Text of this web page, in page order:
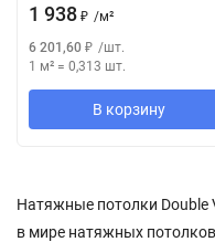
1 938 ₽ /м²
6 201,60 ₽ /шт.
1 м² = 0,313 шт.
В корзину
Натяжные потолки Double
в мире натяжных